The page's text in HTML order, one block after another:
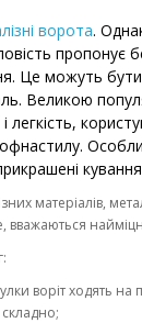
ворота.
пропонує
Це можуть бути
Великою
легкість,
матеріалів,
вважаються
воріт ходять на
складно;